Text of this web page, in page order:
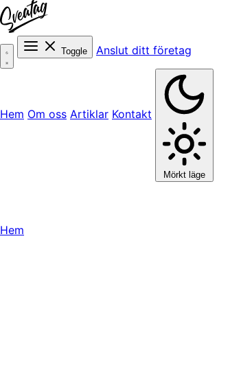
Toggle Anslut ditt företag
Hem Om oss Artiklar Kontakt
Mörkt läge
Hem